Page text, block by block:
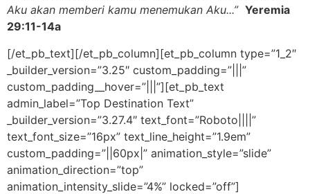
Aku akan memberi kamu menemukan Aku...” Yeremia
29:11-14a
[/et_pb_text][/et_pb_column][et_pb_column type=”1_2″
_builder_version=”3.25″ custom_padding=”|||”
custom_padding__hover=”|||”][et_pb_text
admin_label=”Top Destination Text”
_builder_version=”3.27.4″ text_font=”Roboto||||”
text_font_size=”16px” text_line_height=”1.9em”
custom_padding=”||60px|” animation_style=”slide”
animation_direction=”top”
animation_intensity_slide=”4%” locked=”off”]